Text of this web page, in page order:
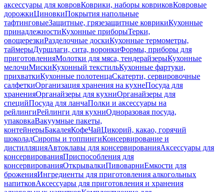
аксессуары для ковровКоврики, наборы ковриковКовровые
дорожкиЦиновкиПокрытия напольные
тафтинговыеЗащитные, грязезащитные коврикиКухонные
принадлежностиКухонные приборыТерки,
овощерезкиРазделочные доскиКухонные термометры,
таймерыДуршлаги, сита, воронкиФормы, приборы для
приготовленияМолотки для мяса, тендерайзерыКухонные
мелочиМискиКухонный текстильКухонные фартуки,
прихваткиКухонные полотенцаСкатерти, сервировочные
салфеткиОрганизация хранения на кухнеПосуда для
храненияОрганайзеры для кухниОрганайзеры для
специйПосуда для ланчаПолки и аксессуары на
рейлингиРейлинги для кухниОдноразовая посуда,
упаковкаВакуумные пакеты,
контейнерыБакалеяКофеЧайЦикорий, какао, горячий
шоколадСиропы и топпингиКонсервирование и
дистилляцияАвтоклавы для консервированияАксессуары для
консервированияПриспособления для
консервированияОткрывалкиПивоварниЕмкости для
броженияИнгредиенты для приготовления алкогольных
напитковАксессуары для приготовления и хранения